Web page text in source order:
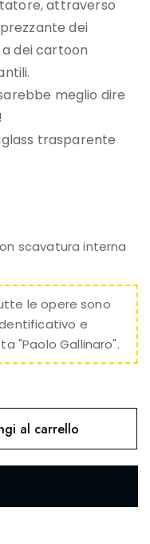
attraverso
dei
dei cartoon
meglio dire
trasparente
scavatura interna
le opere sono
e
"Paolo Gallinaro".
al carrello